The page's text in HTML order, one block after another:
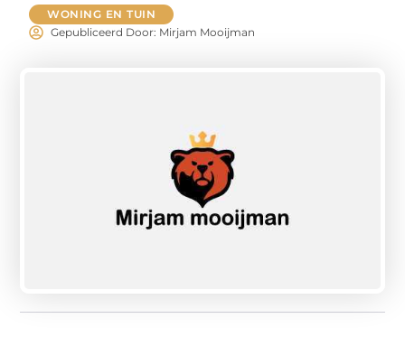
WONING EN TUIN
Gepubliceerd Door: Mirjam Mooijman